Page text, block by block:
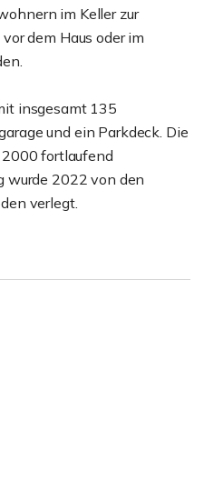
im Keller zur
dem Haus oder im
insgesamt 135
und ein Parkdeck. Die
2000 fortlaufend
wurde 2022 von den
verlegt.